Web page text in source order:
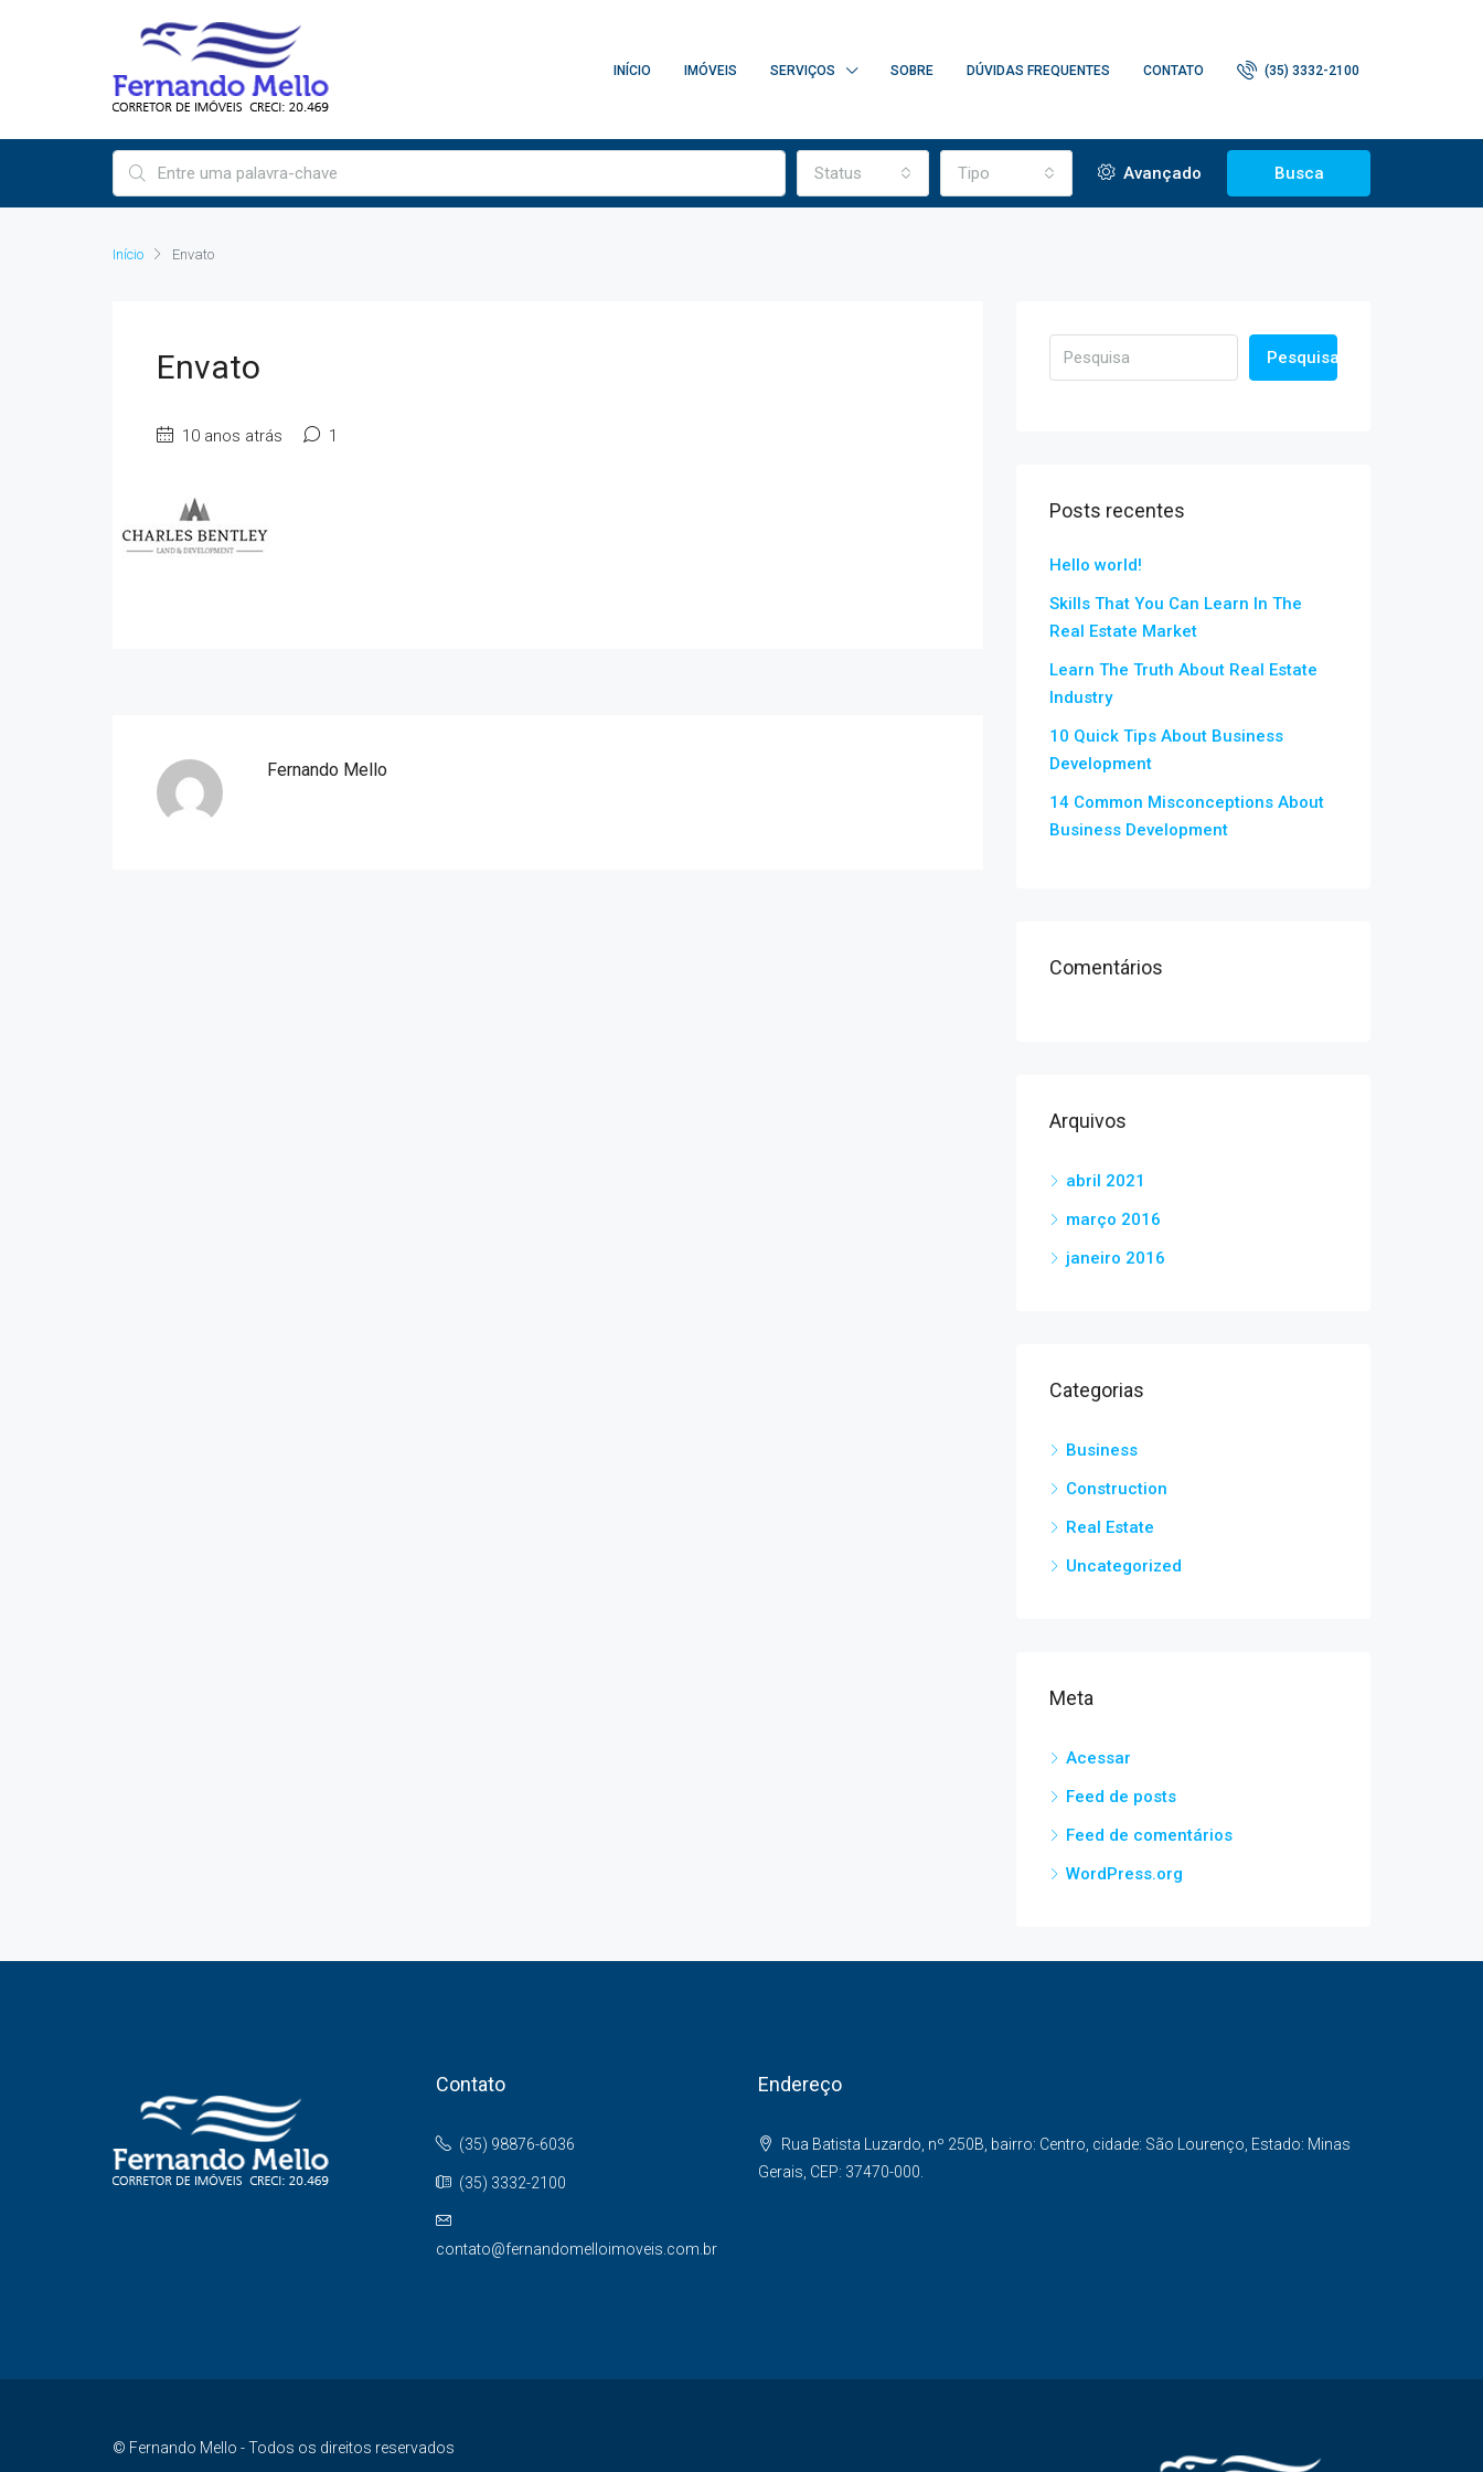
INÍCIO IMÓVEIS SERVIÇOS SOBRE DÚVIDAS FREQUENTES CONTATO (35) 3332-2100
Status Tipo Avançado Busca
Início Envato
Envato
10 anos atrás 1
Fernando Mello
Pesquisa
Posts recentes
Hello world!
Skills That You Can Learn In The
Real Estate Market
Learn The Truth About Real Estate
Industry
10 Quick Tips About Business
Development
14 Common Misconceptions About
Business Development
Comentários
Arquivos
abril 2021
março 2016
janeiro 2016
Categorias
Business
Construction
Real Estate
Uncategorized
Meta
Acessar
Feed de posts
Feed de comentários
WordPress.org
Contato
(35) 98876-6036
(35) 3332-2100
contato@fernandomelloimoveis.com.br
Endereço
Rua Batista Luzardo, nº 250B, bairro: Centro, cidade: São Lourenço, Estado: Minas
Gerais, CEP: 37470-000.
© Fernando Mello - Todos os direitos reservados